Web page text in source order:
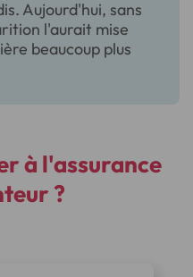
Aujourd'hui, sans
l'aurait mise
beaucoup plus
à l'assurance
?